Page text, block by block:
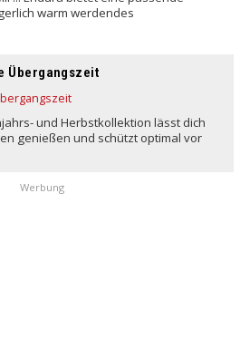
warm werdendes
Übergangszeit
und Herbstkollektion lässt dich
genießen und schützt optimal vor
Werbung